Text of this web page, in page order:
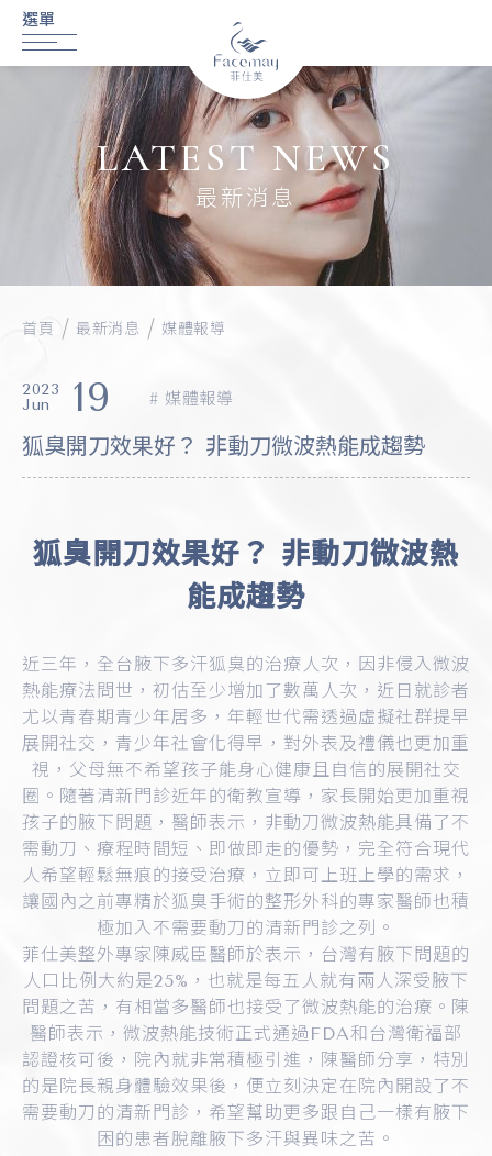
LATEST NEWS
最新消息
首頁 最新消息 媒體報導
2023
Jun
19 媒體報導
狐臭開刀效果好？ 非動刀微波熱能成趨勢
狐臭開刀效果好？ 非動刀微波熱
能成趨勢
近三年，全台腋下多汗狐臭的治療人次，因非侵入微波
熱能療法問世，初估至少增加了數萬人次，近日就診者
尤以青春期青少年居多，年輕世代需透過虛擬社群提早
展開社交，青少年社會化得早，對外表及禮儀也更加重
視，父母無不希望孩子能身心健康且自信的展開社交
圈。隨著清新門診近年的衛教宣導，家長開始更加重視
孩子的腋下問題，醫師表示，非動刀微波熱能具備了不
需動刀、療程時間短、即做即走的優勢，完全符合現代
人希望輕鬆無痕的接受治療，立即可上班上學的需求，
讓國內之前專精於狐臭手術的整形外科的專家醫師也積
極加入不需要動刀的清新門診之列。
菲仕美整外專家陳威臣醫師於表示，台灣有腋下問題的
人口比例大約是25%，也就是每五人就有兩人深受腋下
問題之苦，有相當多醫師也接受了微波熱能的治療。陳
醫師表示，微波熱能技術正式通過FDA和台灣衛福部
認證核可後，院內就非常積極引進，陳醫師分享，特別
的是院長親身體驗效果後，便立刻決定在院內開設了不
需要動刀的清新門診，希望幫助更多跟自己一樣有腋下
困的患者脫離腋下多汗與異味之苦。